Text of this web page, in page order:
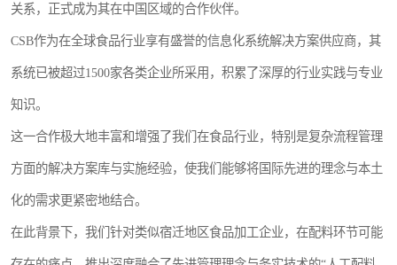
关系，正式成为其在中国区域的合作伙伴。
CSB作为在全球食品行业享有盛誉的信息化系统解决方案供应商，其
系统已被超过1500家各类企业所采用，积累了深厚的行业实践与专业
知识。
这一合作极大地丰富和增强了我们在食品行业，特别是复杂流程管理
方面的解决方案库与实施经验，使我们能够将国际先进的理念与本土
化的需求更紧密地结合。
在此背景下，我们针对类似宿迁地区食品加工企业，在配料环节可能